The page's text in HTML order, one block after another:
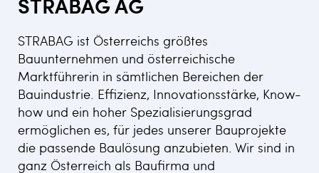
STRABAG ist Österreichs größtes
Bauunternehmen und österreichische
Marktführerin in sämtlichen Bereichen der
Bauindustrie. Effizienz, Innovationsstärke, Know-
how und ein hoher Spezialisierungsgrad
ermöglichen es, für jedes unserer Bauprojekte
die passende Baulösung anzubieten. Wir sind in
ganz Österreich als Baufirma und